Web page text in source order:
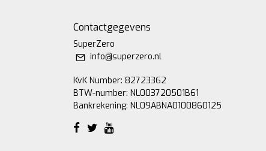
Contactgegevens
SuperZero
info@superzero.nl
KvK Number: 82723362
BTW-number: NL003720501B61
Bankrekening: NL09ABNA0100860125